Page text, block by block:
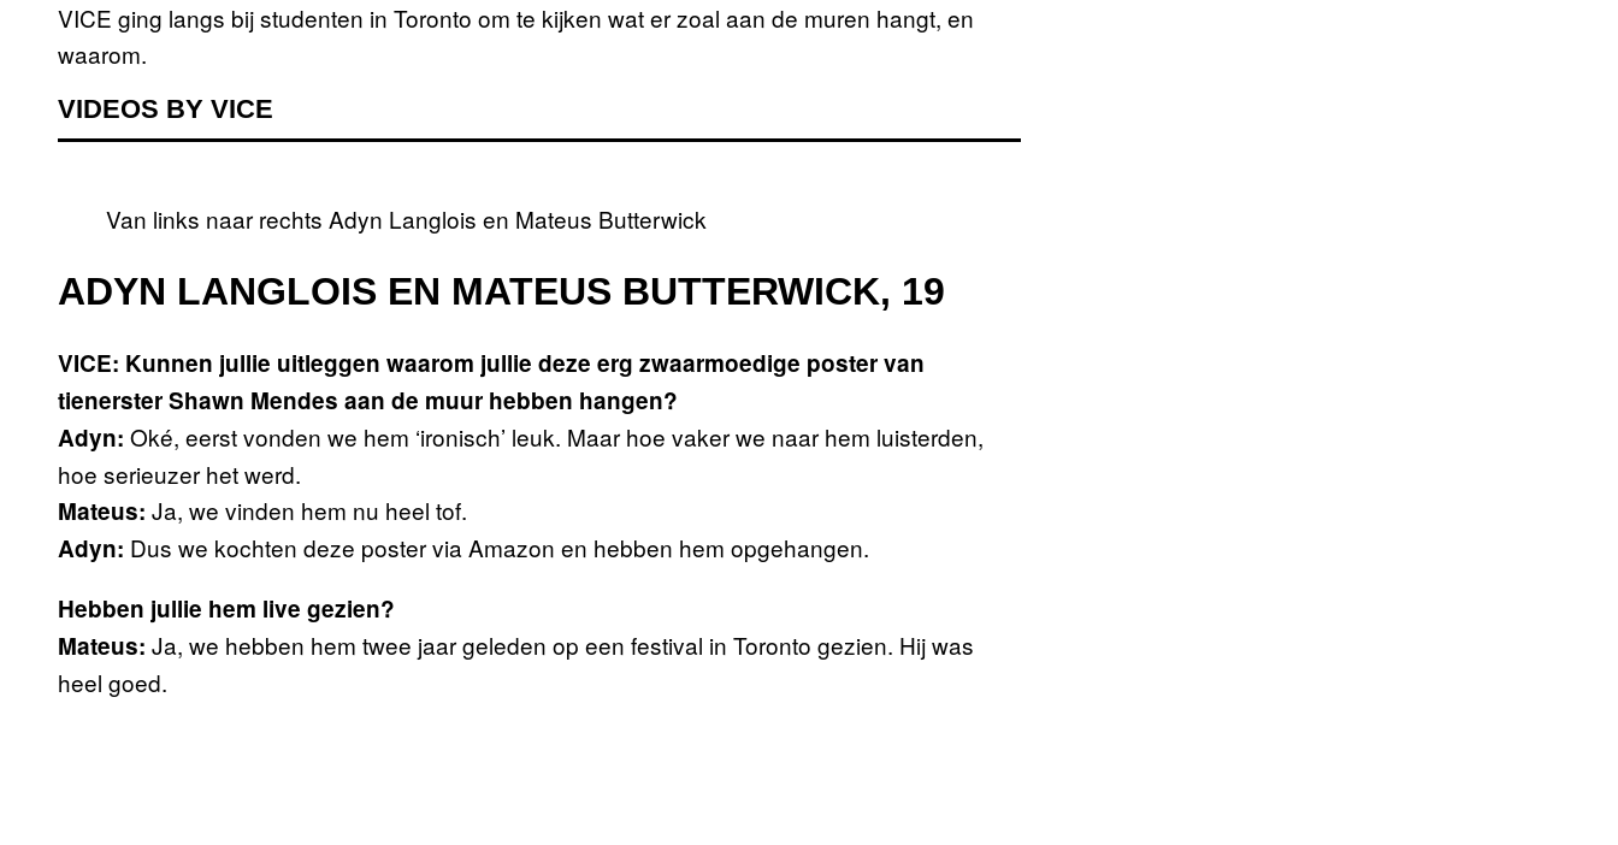
VICE ging langs bij studenten in Toronto om te kijken wat er zoal aan de muren hangt, en
waarom.
VIDEOS BY VICE
Van links naar rechts Adyn Langlois en Mateus Butterwick
ADYN LANGLOIS EN MATEUS BUTTERWICK, 19
VICE: Kunnen jullie uitleggen waarom jullie deze erg zwaarmoedige poster van
tienerster Shawn Mendes aan de muur hebben hangen?
Adyn: Oké, eerst vonden we hem ‘ironisch’ leuk. Maar hoe vaker we naar hem luisterden,
hoe serieuzer het werd.
Mateus: Ja, we vinden hem nu heel tof.
Adyn: Dus we kochten deze poster via Amazon en hebben hem opgehangen.
Hebben jullie hem live gezien?
Mateus: Ja, we hebben hem twee jaar geleden op een festival in Toronto gezien. Hij was
heel goed.